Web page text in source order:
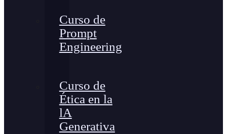
Curso de
Prompt
Engineering
Curso de
Ética en la
lA
Generativa